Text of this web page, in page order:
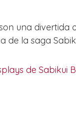
una divertida
la saga
de Sabikui